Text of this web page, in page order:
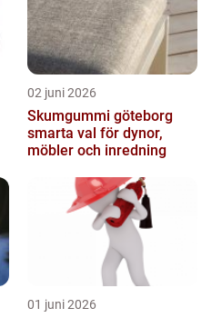
02 juni 2026
Skumgummi göteborg
smarta val för dynor,
möbler och inredning
01 juni 2026